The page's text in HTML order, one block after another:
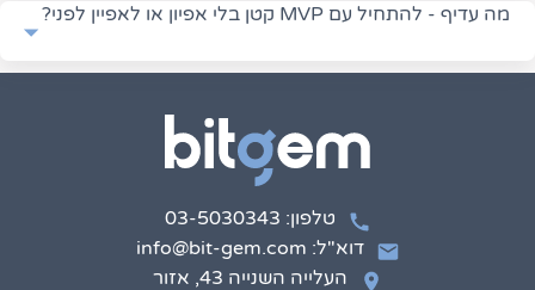
מה עדיף - להתחיל עם MVP קטן בלי אפיון או לאפיין לפני?
טלפון: 03-5030343
דוא"ל: info@bit-gem.com
העלייה השנייה 43, אזור